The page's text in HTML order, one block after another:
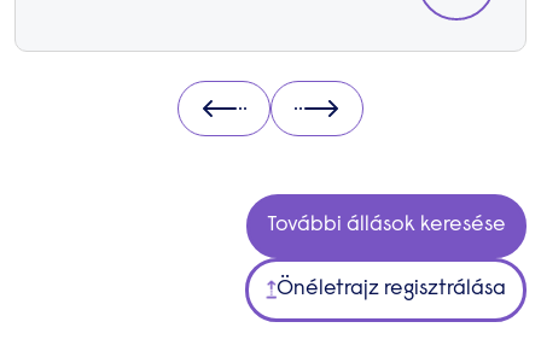
Prev Next
További állások keresése
Önéletrajz regisztrálása